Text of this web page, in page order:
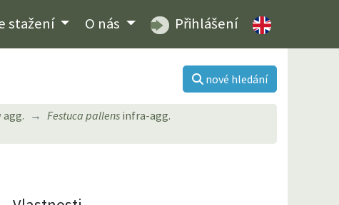
stažení O nás Přihlášení
nové hledání
agg. Festuca pallens infra-agg.